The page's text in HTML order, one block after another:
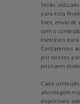
Serão
para esta
lives, envio de
com o
exercícios
Contaremos
por nossos
possuem
Cada
abordagem
disponíveis